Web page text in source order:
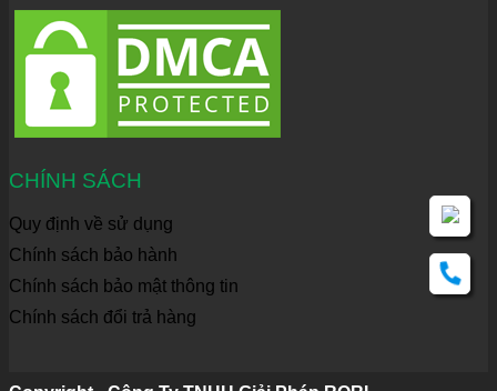
CHÍNH SÁCH
Quy định về sử dụng
Chính sách bảo hành
Chính sách bảo mật thông tin
Chính sách đổi trả hàng